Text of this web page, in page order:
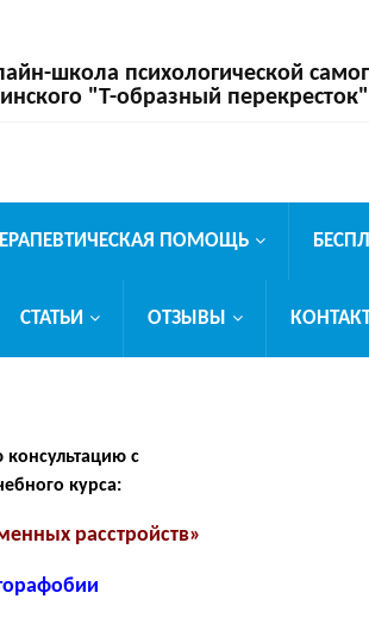
школа психологической
"Т-образный перекресток"
ПОМОЩЬ
СТАТЬИ ОТЗЫВЫ
консультацию с
курса:
расстройств»